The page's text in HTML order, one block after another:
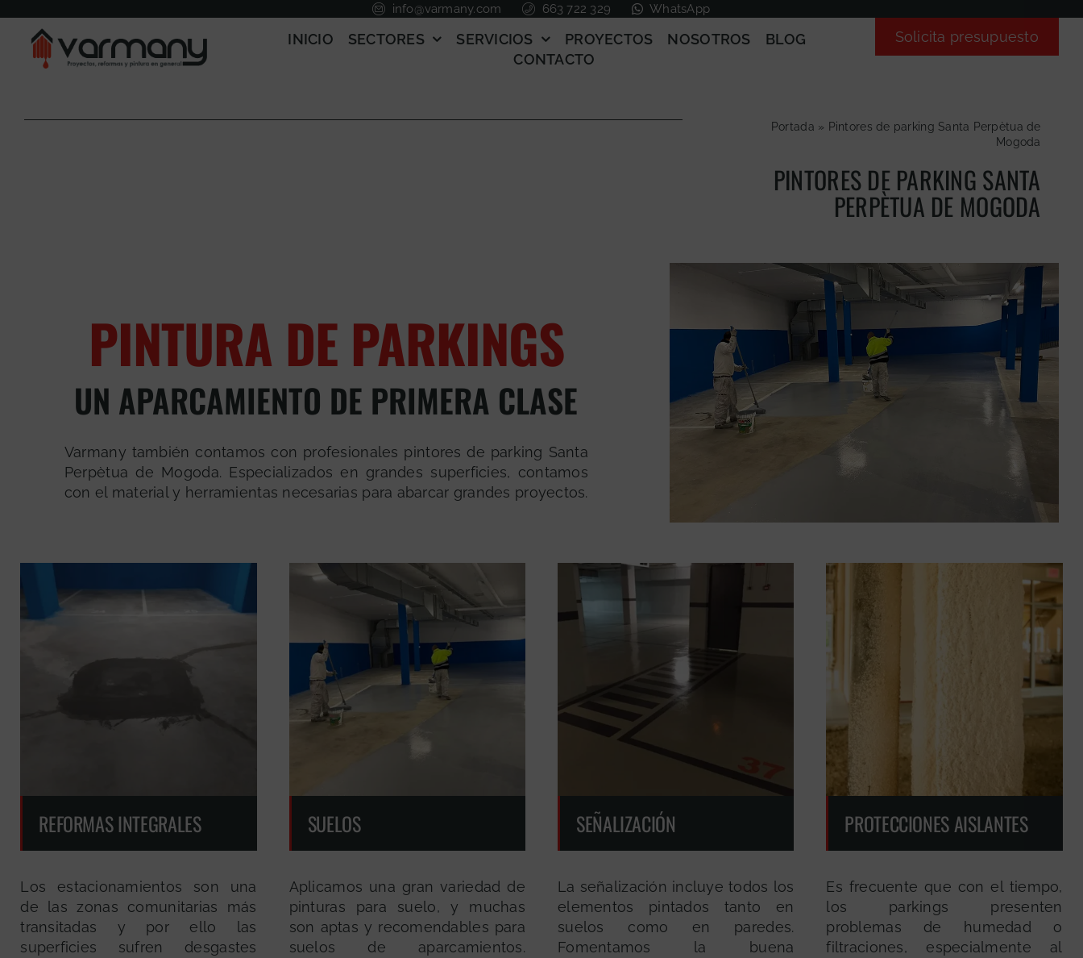
contenido
info@varmany.com 663 722 329 WhatsApp
INICIO SECTORES SERVICIOS PROYECTOS NOSOTROS
BLOG
CONTACTO
Solicita presupuesto
Portada » Pintores de parking Santa Perpètua de
Mogoda
PINTORES DE PARKING SANTA
PERPÈTUA DE MOGODA
PINTURA DE PARKINGS
UN APARCAMIENTO DE PRIMERA CLASE
Varmany también contamos con profesionales pintores de parking Santa
Perpètua de Mogoda. Especializados en grandes superficies, contamos
con el material y herramientas necesarias para abarcar grandes proyectos.
REFORMAS INTEGRALES
Los estacionamientos son una
de las zonas comunitarias más
transitadas y por ello las
superficies sufren desgastes
SUELOS
Aplicamos una gran variedad de
pinturas para suelo, y muchas
son aptas y recomendables para
suelos de aparcamientos.
SEÑALIZACIÓN
La señalización incluye todos los
elementos pintados tanto en
suelos como en paredes.
Fomentamos la buena
PROTECCIONES AISLANTES
Es frecuente que con el tiempo,
los parkings presenten
problemas de humedad o
filtraciones, especialmente al